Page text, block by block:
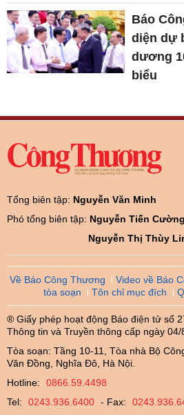
Báo
diện dự
dương
biểu
Tổng biên tập: Nguyễn Văn Minh
Phó tổng biên tập: Nguyễn Tiến Cường
Nguyễn Thị Thùy
Về Báo Công Thương Video về Báo
tòa soạn
Tôn chỉ mục đích
® Giấy phép hoạt động Báo điện tử số
Thông tin và Truyền thông cấp ngày 04/
Tòa soạn: Tầng 10-11, Tòa nhà Bộ
Văn Đồng, Nghĩa Đô, Hà Nội.
Hotline:
0866.59.4498
Tel:
0243.936.6400 - Fax: